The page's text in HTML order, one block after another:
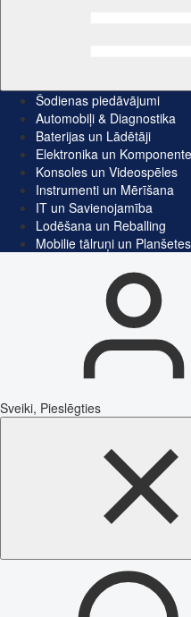
Šodienas piedāvājumi
Automobiļi & Diagnostika
Baterijas un Lādētāji
Elektronika un
Konsoles un Videospēles
Instrumenti un Mērīšana
IT un Savienojamība
Lodēšana un Reballing
Mobilie tālruņi un Planšetes
Sveiki, Pieslēgties